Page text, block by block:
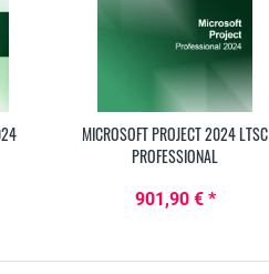
MICROSOFT PROJECT 2024 LTSC
PROFESSIONAL
901,90 € *